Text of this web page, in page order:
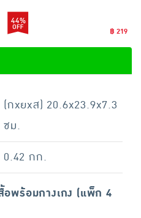
44%
฿ 219
(กxยxส) 20.6x23.9x7.3
ซม.
0.42 กก.
พร้อมกางเกง (แพ็ก 4